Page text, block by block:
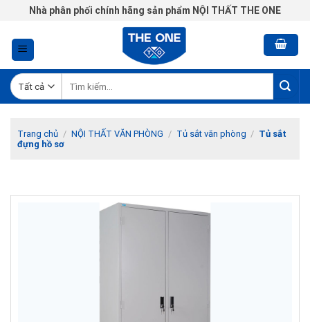
Chuyển
nội
dung
Nhà phân phối chính hãng sản phẩm NỘI THẤT THE ONE
kiếm:
Trang chủ / NỘI THẤT VĂN PHÒNG / Tủ sắt văn phòng / Tủ sắt
đựng hồ sơ